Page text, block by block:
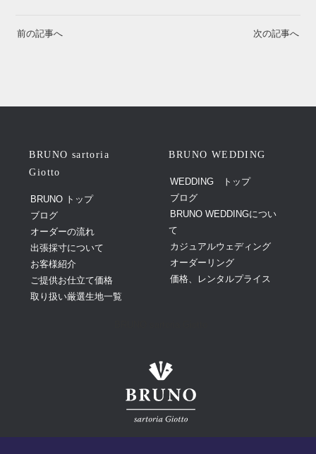
前の記事へ 次の記事へ
BRUNO sartoria
Giotto
BRUNO トップ
ブログ
オーダーの流れ
出張採寸について
お客様紹介
ご提供お仕立て価格
取り扱い厳選生地一覧
BRUNO WEDDING
WEDDING トップ
ブログ
BRUNO WEDDINGについ
て
カジュアルウェディング
オーダーリング
価格、レンタルプライス